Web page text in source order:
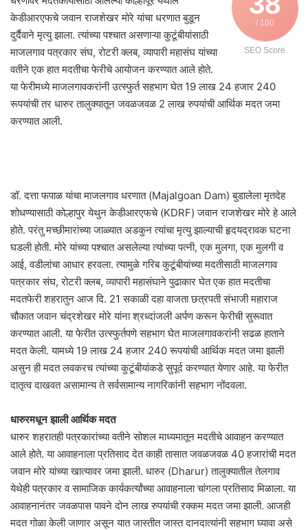
/ 100
SEO Score
केडीआरएफचे जवान राजशेखर मोरे यांचा धरणात बुडून
दुर्दैवाने मृत्यु झाला. त्यांच्या पश्चात असणाऱ्या कुटूंबीयांसाठी
माजलगाव पत्रकार संघ, रोटरी क्लब, व्यापारी महासंघ यांच्या
वतीने एक हात मदतीचा फेरीचे आयोजन करण्यात आले होते.
या फेरीमध्ये माजलगावकरांनी उत्स्फुर्त सहभाग घेत 19 लाख 24 हजार 240
रूपयांची तर धारुर तालुक्यातून जवळजवळ 2 लाख रुपयांची आर्थिक मदत जमा
करण्यात आली.
डॉ. दत्ता फपाळ यांचा माजलगाव धरणात (Majalgoan Dam) बुडालेला मृतदेह
शोधण्यासाठी कोल्हापुर येथुन केडीआरएफचे (KDRF) जवान राजशेखर मोरे हे आले
होते. परंतु मच्छीमारांच्या जाळ्यात अडकुन त्यांचा मृत्यु झाल्याची हृदयद्रावक घटना
घडली होती. मोरे यांच्या पश्चात असलेल्या त्यांच्या पत्नी, एक मुलगा, एक मुलगी व
आई, वडीलांचा आधार हरवला. त्यामुळे गरिब कुटूंबीयांच्या मदतीसाठी माजलगाव
पत्रकार संघ, रोटरी क्लब, व्यापारी महासंघाने पुढाकार घेत एक हात मदतीचा
मदतफेरी शहरातुन आज दि. 21 सकाळी दहा वाजता छत्रपती संभाजी महाराज
चौकात जवान चंद्रशेखर मोरे यांना श्रध्दांजली अर्पण करून फेरीची सुरूवात
करण्यात आली. या फेरीत उत्स्फुर्तपणे सहभाग घेत माजलगावकरांनी सढळ हाताने
मदत केली. यामध्ये 19 लाख 24 हजार 240 रूपयांची आर्थिक मदत जमा झाली
असुन ही मदत लवकरच त्यांच्या कुटूंबीयांकडे सुपूर्द करण्यात येणार आहे. या फेरीत
दातृत्व दाखवत असामान्य ते सर्वसामान्य नागरिकांनी सहभाग नोंदवला.
धारुरमधून झाली आर्थिक मदत
धारुर शहरातही पत्रकारांच्या वतीने सोशल माध्यमातून मदतीचे आवाहन करण्यात
आले होते. या आवाहनाला प्रतिसाद देत काही तासात जवळजवळ 40 हजारांची मदत
जवान मोरे यांच्या खात्यावर जमा झाली. धारुर (Dharur) तालुक्यातील तेलगाव
येथेही पत्रकार व सामाजिक कार्यकर्त्यांच्या आवाहनाला चांगला प्रतिसाद मिळाला. या
आवाहनानंतर जवळपास पावने दोन लाख रुपयांची रक्कम मदत जमा झाली. आजही
मदत गोळा केली जाणार असून यात जास्तीत जास्त दानदात्यांनी सहभाग घ्यावा असे